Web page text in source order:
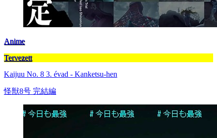
Anime
Tervezett
Kaijuu No. 8 3. évad - Kanketsu-hen
怪獣8号 完結編